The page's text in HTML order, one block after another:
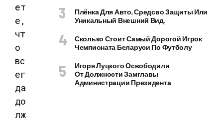
ет
е,
чт
о
вс
ег
да
до
лж
Плёнка Для Авто, Средсво Защиты Или
Уникальный Внешний Вид.
Сколько Стоит Самый Дорогой Игрок
Чемпионата Беларуси По Футболу
Игоря Луцкого Освободили
От Должности Замглавы
Администрации Президента